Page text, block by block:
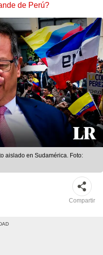
de Perú?
aislado en Sudamérica. Foto:
Compartir